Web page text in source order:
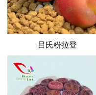
吕氏粉拉登